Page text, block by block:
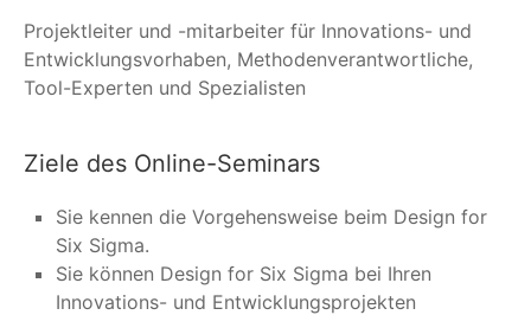
Projektleiter und -mitarbeiter für Innovations- und
Entwicklungsvorhaben, Methodenverantwortliche,
Tool-Experten und Spezialisten
Ziele des Online-Seminars
Sie kennen die Vorgehensweise beim Design for
Six Sigma.
Sie können Design for Six Sigma bei Ihren
Innovations- und Entwicklungsprojekten